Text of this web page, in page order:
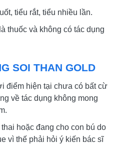
tiểu rắt, tiểu nhiều lần.
thuốc và không có tác dụng
SOI THAN GOLD
điểm hiện tại chưa có bất cừ
về tác dụng không mong
hoặc đang cho con bú do
vì thế phải hỏi ý kiến bác sĩ